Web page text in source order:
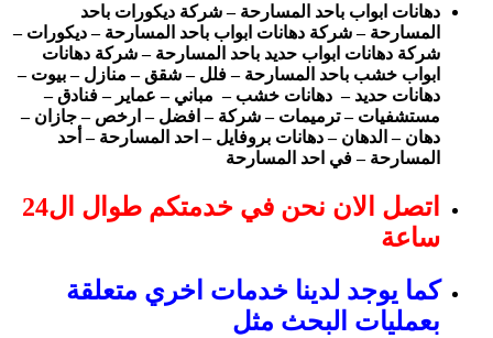
دهانات ابواب باحد المسارحة – شركة ديكورات باحد
المسارحة – شركة دهانات ابواب باحد المسارحة – ديكورات –
شركة دهانات ابواب حديد باحد المسارحة – شركة دهانات
ابواب خشب باحد المسارحة – فلل – شقق – منازل – بيوت –
دهانات حديد – دهانات خشب – مباني – عماير – فنادق –
مستشفيات – ترميمات – شركة – افضل – ارخص – جازان –
دهان – الدهان – دهانات بروفايل – احد المسارحة – أحد
المسارحة – في احد المسارحة
اتصل الان نحن في خدمتكم طوال ال24
ساعة
كما يوجد لدينا خدمات اخري متعلقة
بعمليات البحث مثل